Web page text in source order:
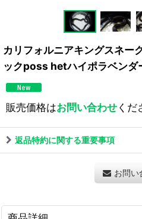
カリフォルニアキングスネ
ックposs hetハイポラベンダ
販売価格はお問い合わせくだ
返品特約に関する重要事項
お問い